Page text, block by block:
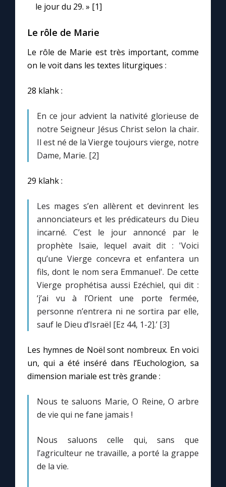
le jour du 29. » [1]
Le rôle de Marie
Le rôle de Marie est très important, comme
on le voit dans les textes liturgiques :
28 kîahk :
En ce jour advient la nativité glorieuse de
notre Seigneur Jésus Christ selon la chair.
Il est né de la Vierge toujours vierge, notre
Dame, Marie. [2]
29 kîahk :
Les mages s’en allèrent et devinrent les
annonciateurs et les prédicateurs du Dieu
incarné. C’est le jour annoncé par le
prophète Isaïe, lequel avait dit : 'Voici
qu’une Vierge concevra et enfantera un
fils, dont le nom sera Emmanuel'. De cette
Vierge prophétisa aussi Ezéchiel, qui dit :
‘j’ai vu à l’Orient une porte fermée,
personne n’entrera ni ne sortira par elle,
sauf le Dieu d’Israël [Ez 44, 1-2].’ [3]
Les hymnes de Noël sont nombreux. En voici
un, qui a été inséré dans l’Euchologion, sa
dimension mariale est très grande :
Nous te saluons Marie, O Reine, O arbre
de vie qui ne fane jamais !
Nous saluons celle qui, sans que
l’agriculteur ne travaille, a porté la grappe
de la vie.